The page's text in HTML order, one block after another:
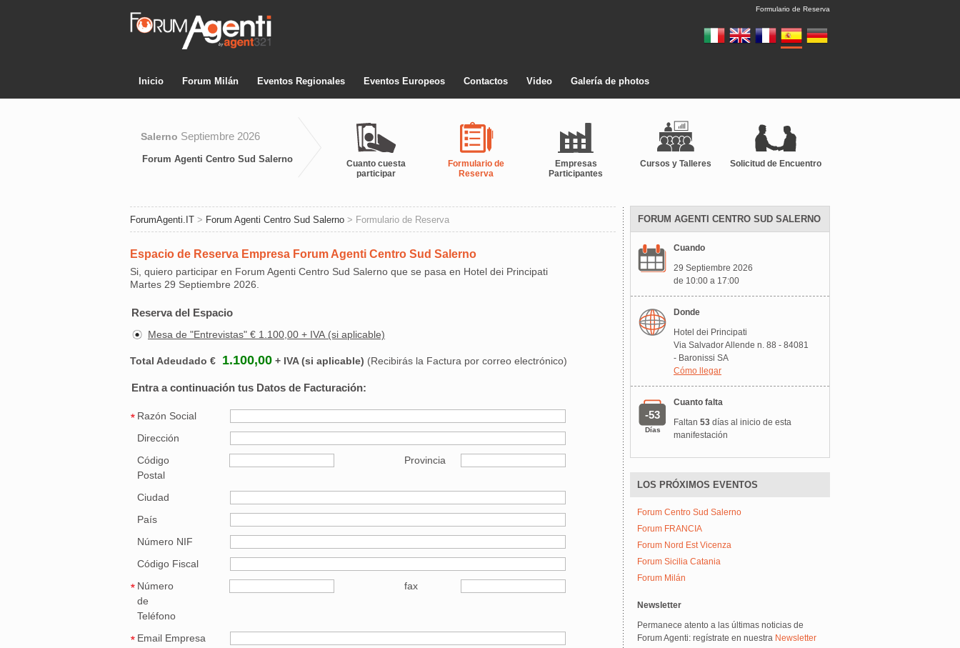
Formulario de Reserva
Inicio Forum Milán Eventos Regionales Eventos Europeos Contactos Video Galería de photos
Forum Agenti Centro Sud Salerno
Cuanto cuesta
participar
Formulario de
Reserva
Empresas
Participantes
Cursos y Talleres Solicitud de Encuentro
Salerno Septiembre 2026
ForumAgenti.IT > Forum Agenti Centro Sud Salerno > Formulario de Reserva
Espacio de Reserva Empresa Forum Agenti Centro Sud Salerno
Si, quiero participar en Forum Agenti Centro Sud Salerno que se pasa en Hotel dei Principati
Martes 29 Septiembre 2026.
Reserva del Espacio
Mesa de "Entrevistas" € 1.100,00 + IVA (si aplicable)
Total Adeudado € 1.100,00 + IVA (si aplicable) (Recibirás la Factura por correo electrónico)
Entra a continuación tus Datos de Facturación:
Razón Social
Dirección
Código
Postal
Provincia
Ciudad
País
Número NIF
Código Fiscal
Número
de
Teléfono
fax
Email Empresa
FORUM AGENTI CENTRO SUD SALERNO
Cuando
29 Septiembre 2026
de 10:00 a 17:00
Donde
Hotel dei Principati
Via Salvador Allende n. 88 - 84081
- Baronissi SA
Cómo llegar
-53
Días
Cuanto falta
Faltan 53 días al inicio de esta
manifestación
LOS PRÓXIMOS EVENTOS
Forum Centro Sud Salerno
Forum FRANCIA
Forum Nord Est Vicenza
Forum Sicilia Catania
Forum Milán
Newsletter
Permanece atento a las últimas noticias de
Forum Agenti: regístrate en nuestra Newsletter